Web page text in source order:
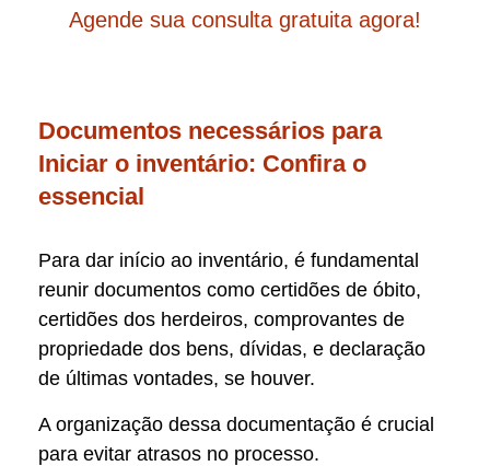
Agende sua consulta gratuita agora!
Documentos necessários para
Iniciar o inventário: Confira o
essencial
Para dar início ao inventário, é fundamental
reunir documentos como certidões de óbito,
certidões dos herdeiros, comprovantes de
propriedade dos bens, dívidas, e declaração
de últimas vontades, se houver.
A organização dessa documentação é crucial
para evitar atrasos no processo.